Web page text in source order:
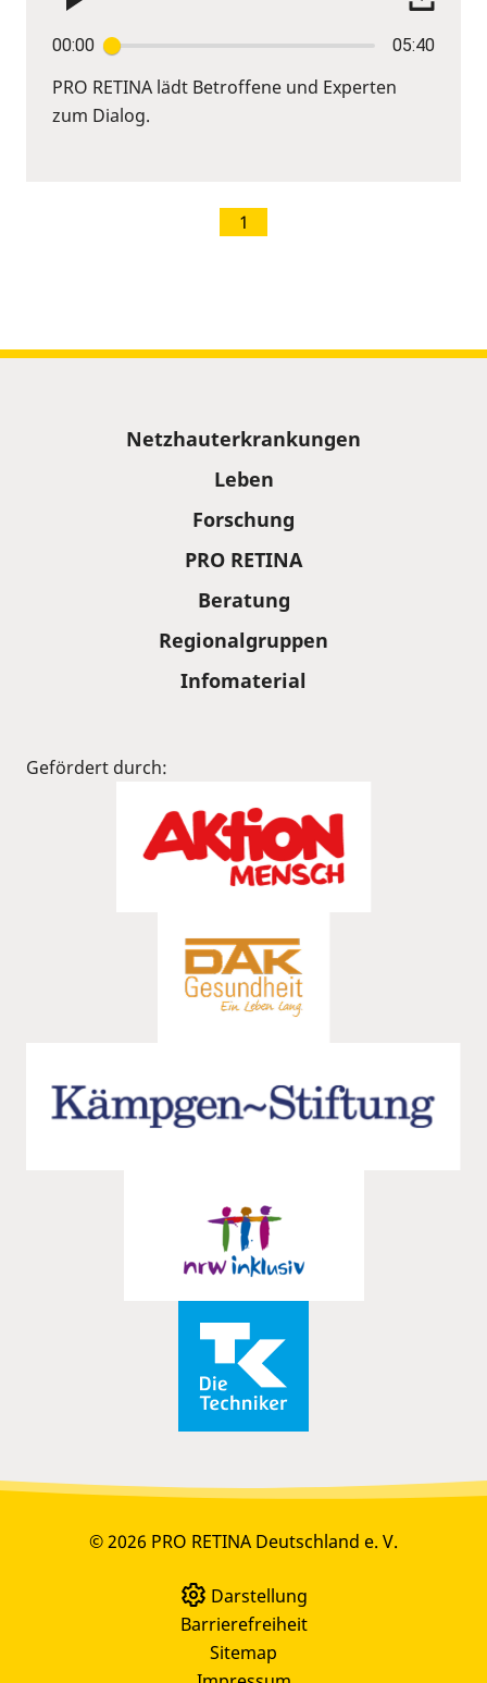
00:00 05:40
PRO RETINA lädt Betroffene und Experten
zum Dialog.
1
Netzhauterkrankungen
Leben
Forschung
PRO RETINA
Beratung
Regionalgruppen
Infomaterial
Gefördert durch:
© 2026 PRO RETINA Deutschland e. V.
Darstellung
Barrierefreiheit
Sitemap